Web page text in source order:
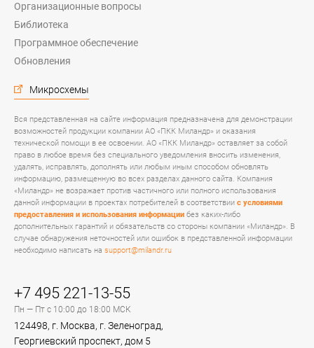
Организационные вопросы
Библиотека
Программное обеспечение
Обновления
Микросхемы
Вся представленная на сайте информация предназначена для демонстрации
возможностей продукции компании АО «ПКК Миландр» и оказания
технической помощи в ее освоении. АО «ПКК Миландр» оставляет за собой
право в любое время без специального уведомления вносить изменения,
удалять, исправлять, дополнять или любым иным способом обновлять
информацию, размещенную во всех разделах данного сайта. Компания
«Миландр» не возражает против частичного или полного использования
данной информации в проектах потребителей в соответствии с условиями
предоставления и использования информации без каких-либо
дополнительных гарантий и обязательств со стороны компании «Миландр». В
случае обнаружения неточностей или ошибок в представленной информации
необходимо написать на support@milandr.ru
+7 495 221-13-55
Пн — Пт с 10:00 до 18:00 МСК
124498, г. Москва, г. Зеленоград,
Георгиевский проспект, дом 5